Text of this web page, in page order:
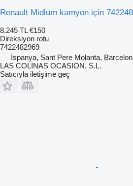
Renault Midlum kamyon için
8.245 TL €150
Direksiyon rotu
7422482969
İspanya, Sant Pere Molanta,
LAS COLINAS OCASION, S.L.
Satıcıyla iletişime geç